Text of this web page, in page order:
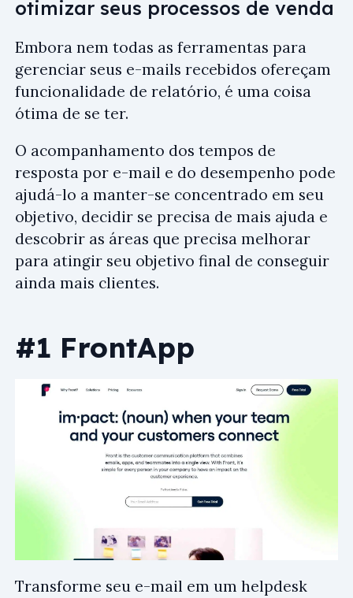
otimizar seus processos de venda
Embora nem todas as ferramentas para
gerenciar seus e-mails recebidos ofereçam
funcionalidade de relatório, é uma coisa
ótima de se ter.
O acompanhamento dos tempos de
resposta por e-mail e do desempenho pode
ajudá-lo a manter-se concentrado em seu
objetivo, decidir se precisa de mais ajuda e
descobrir as áreas que precisa melhorar
para atingir seu objetivo final de conseguir
ainda mais clientes.
#1 FrontApp
Transforme seu e-mail em um helpdesk